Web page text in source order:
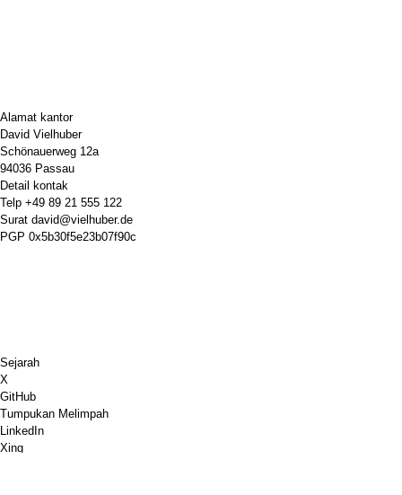
Alamat kantor
David Vielhuber
Schönauerweg 12a
94036 Passau
Detail kontak
Telp +49 89 21 555 122
Surat david@vielhuber.de
PGP 0x5b30f5e23b07f90c
Sejarah
X
GitHub
Tumpukan Melimpah
LinkedIn
Xing